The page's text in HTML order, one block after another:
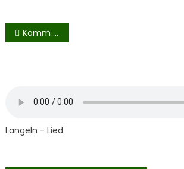
Beitragsnavigation
Komm mal wieder im Turm vorbei – offenes Museum im Kirchturm
Langeln - Lied